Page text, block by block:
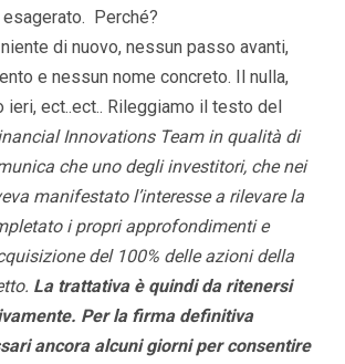
Perché?
niente di nuovo, nessun passo avanti,
e nessun nome concreto. Il nulla,
ieri, ect..ect.. Rileggiamo il testo del
Innovations Team in qualità di
che uno degli investitori, che nei
manifestato l’interesse a rilevare la
i propri approfondimenti e
del 100% delle azioni della
La trattativa è quindi da ritenersi
Per la firma definitiva
ancora alcuni giorni per consentire